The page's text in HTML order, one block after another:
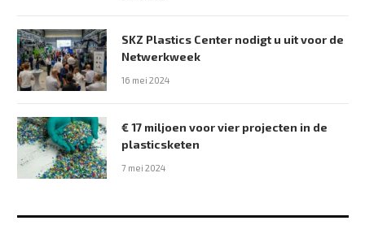
SKZ Plastics Center nodigt u uit voor de
Netwerkweek
16 mei 2024
€ 17 miljoen voor vier projecten in de
plasticsketen
7 mei 2024